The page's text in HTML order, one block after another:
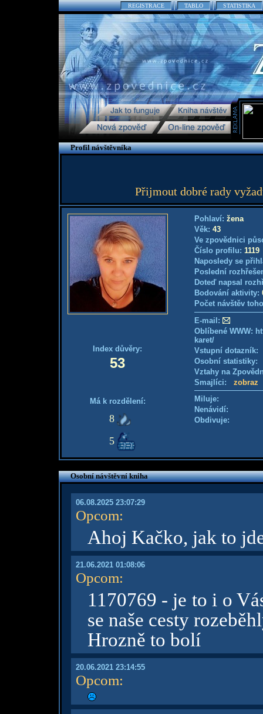
REGISTRACE TABLO STATISTIKA
Profil návštěvníka
Přijmout dobré rady
Index důvěry:
53
Má k rozdělení:
8
5
Pohlaví: žena
Věk: 43
Ve zpovědnici
Číslo profilu: 1119
Naposledy se
Poslední
Doteď napsal
Bodování aktivity:
Počet návštěv
E-mail:
Oblíbené WWW:
karet/
Vstupní
Osobní
Vztahy na
Smajlíci: zobraz
Miluje:
Nenávidí:
Obdivuje:
Osobní návštěvní kniha
06.08.2025 23:07:29
Opcom:
Ahoj Kačko, jak to
21.06.2021 01:08:06
Opcom:
1170769 - je to i o
se naše cesty
Hrozně to bolí
20.06.2021 23:14:55
Opcom: